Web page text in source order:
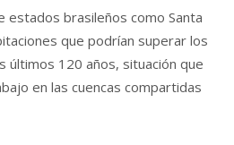
estados brasileños como Santa
que podrían superar los
120 años, situación que
en las cuencas compartidas